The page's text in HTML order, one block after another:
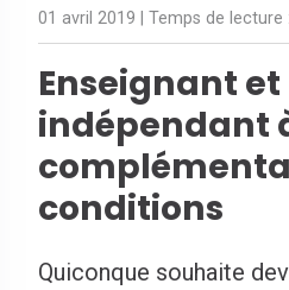
01 avril 2019 | Temps de lecture :
Enseignant et
indépendant
conditions
Quiconque souhaite